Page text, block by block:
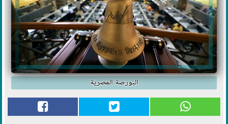
البورصة المصرية